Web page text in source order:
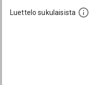
Luettelo sukulaisista